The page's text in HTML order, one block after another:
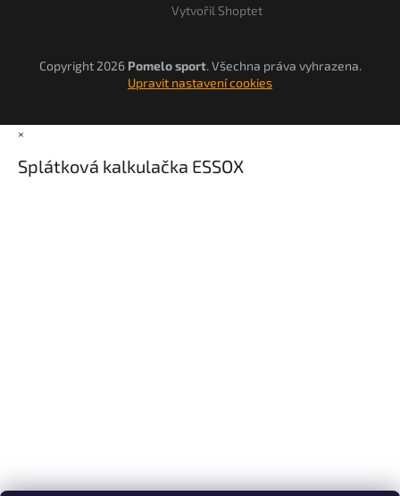
Vytvořil Shoptet
Copyright 2026 Pomelo sport. Všechna práva vyhrazena.
Upravit nastavení cookies
×
Splátková kalkulačka ESSOX